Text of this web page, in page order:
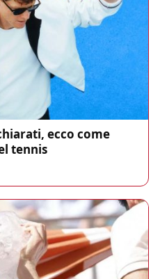
ecco come
tennis